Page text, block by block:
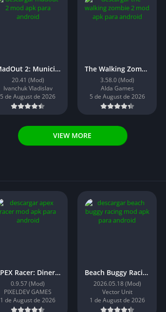
MadOut 2: Munición Infinita
20.41 (Mod)
Ivanchuk Vladislav
5 de August de 2026
The Walking Zombie 2: Dinero Infinito
3.58.0 (Mod)
Alda Games
5 de August de 2026
VIEW MORE
APEX Racer: Dinero Infinito
0.9.57 (Mod)
PIXELDEV GAMES
1 de August de 2026
Beach Buggy Racing: Dinero Infinito
2026.05.18 (Mod)
Vector Unit
1 de August de 2026